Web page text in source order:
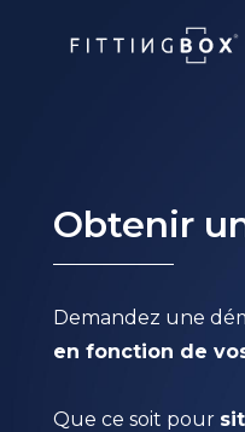
Obtenir
Demandez une
en fonction de
Que ce soit pour